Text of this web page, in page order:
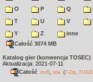
O
P Q
T
U V
Y
Z
inne
Całość 3074 MB
Katalog gier (konwencja TOSEC)
Aktualizacja: 2021-07-11
Całość md5 sha (7-Zip